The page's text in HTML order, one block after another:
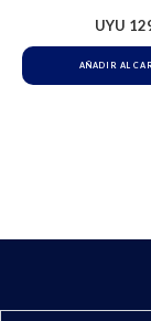
Todo Tipo
UYU
AÑADIR AL